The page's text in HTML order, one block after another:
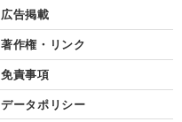
広告掲載
著作権・リンク
免責事項
データポリシー